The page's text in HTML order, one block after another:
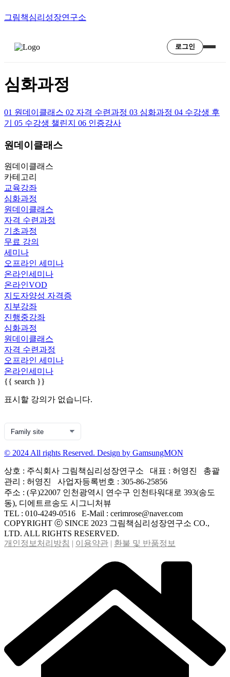
그림책심리성장연구소
로그인
심화과정
01 원데이클래스 02 자격 수련과정 03 심화과정 04 수강생 후
기
05 수강생 챌린지 06 인증강사
원데이클래스
원데이클래스
카테고리
교육강좌
심화과정
원데이클래스
자격 수련과정
기초과정
무료 강의
세미나
오프라인 세미나
온라인세미나
온라인VOD
지도자양성 자격증
지부강좌
진행중강좌
심화과정
원데이클래스
자격 수련과정
오프라인 세미나
온라인세미나
{{ search }}
표시할 강의가 없습니다.
© 2024 All rights Reserved. Design by GamsungMON
상호 : 주식회사 그림책심리성장연구소 대표 : 허영진 총괄
관리 : 허영진 사업자등록번호 : 305-86-25856
주소 : (우)22007 인천광역시 연수구 인천타워대로 393(송도
동), 디에트르송도 시그니처뷰
TEL : 010-4249-0516 E-Mail : cerimrose@naver.com
COPYRIGHT ⓒ SINCE 2023 그림책심리성장연구소 CO.,
LTD. ALL RIGHTS RESERVED.
개인정보처리방침 | 이용약관 | 환불 및 반품정보